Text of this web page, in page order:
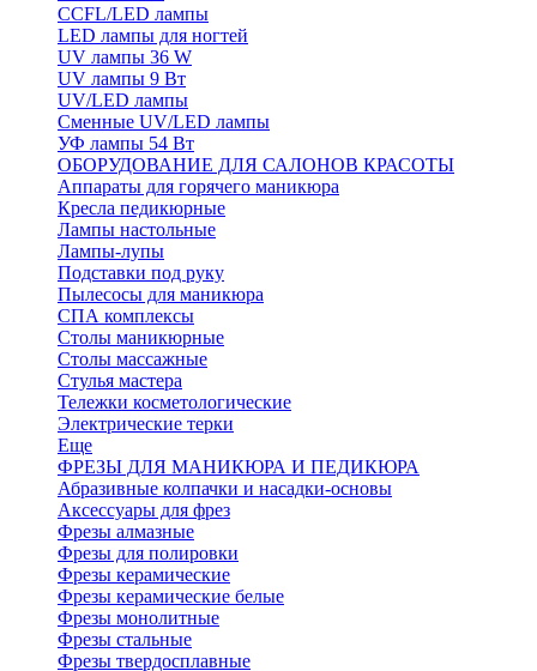
CCFL/LED лампы
LED лампы для ногтей
UV лампы 36 W
UV лампы 9 Вт
UV/LED лампы
Сменные UV/LED лампы
УФ лампы 54 Вт
ОБОРУДОВАНИЕ ДЛЯ САЛОНОВ КРАСОТЫ
Аппараты для горячего маникюра
Кресла педикюрные
Лампы настольные
Лампы-лупы
Подставки под руку
Пылесосы для маникюра
СПА комплексы
Столы маникюрные
Столы массажные
Стулья мастера
Тележки косметологические
Электрические терки
Еще
ФРЕЗЫ ДЛЯ МАНИКЮРА И ПЕДИКЮРА
Абразивные колпачки и насадки-основы
Аксессуары для фрез
Фрезы алмазные
Фрезы для полировки
Фрезы керамические
Фрезы керамические белые
Фрезы монолитные
Фрезы стальные
Фрезы твердосплавные